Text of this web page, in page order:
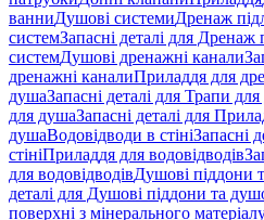
ванниДушові системиДренаж
системЗапасні деталі для
системДушові дренажні канали
дренажні каналиПриладдя для
душаЗапасні деталі для Трапи
для душаЗапасні деталі для
душаВодовідводи в стініЗапасні
стініПриладдя для водовідводів
для водовідводівДушові піддони
деталі для Душові піддони та
поверхні з мінерального